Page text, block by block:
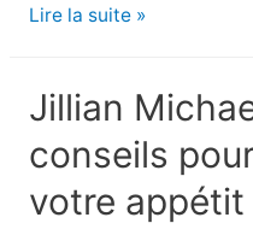
8
syndrome
des
sans
Lire la suite »
Jillian
conseils
votre appétit